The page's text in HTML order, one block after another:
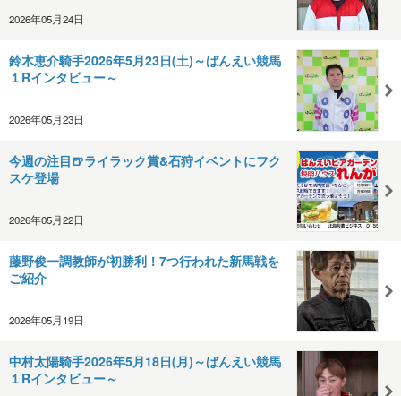
2026年05月24日
鈴木恵介騎手2026年5月23日(土)～ばんえい競馬
１Rインタビュー～
2026年05月23日
今週の注目🍺ライラック賞&石狩イベントにフク
スケ登場
2026年05月22日
藤野俊一調教師が初勝利！7つ行われた新馬戦を
ご紹介
2026年05月19日
中村太陽騎手2026年5月18日(月)～ばんえい競馬
１Rインタビュー～